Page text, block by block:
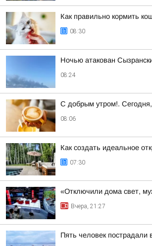
Как правильно кормить
08:30
Ночью атакован
08:24
С добрым утром!.
08:06
Как создать идеальное
07:30
«Отключили дома свет,
Вчера, 21:27
Пять человек